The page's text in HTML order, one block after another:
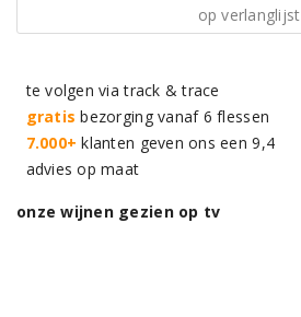
op verlanglijst
te volgen via track & trace
gratis bezorging vanaf 6 flessen
7.000+ klanten geven ons een 9,4
advies op maat
onze wijnen gezien op tv